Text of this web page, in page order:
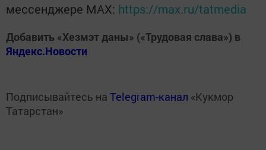
мессенджере MАХ: https://max.ru/tatmedia
Добавить «Хезмэт даны» («Трудовая слава») в
Яндекс.Новости
Подписывайтесь на Telegram-канал «Кукмор
Татарстан»